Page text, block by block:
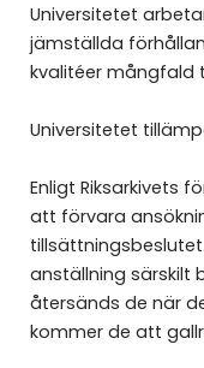
Universitetet
jämställda
kvalitéer mångfald
Universitetet
Enligt Riksarkivets
att förvara
anställning särskilt
återsänds de när
kommer de att